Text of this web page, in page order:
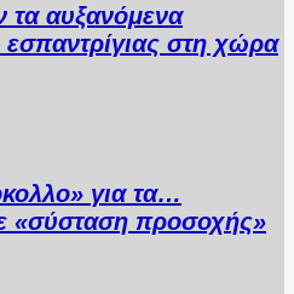
τα αυξανόμενα
στη χώρα
για τα…
«σύσταση προσοχής»